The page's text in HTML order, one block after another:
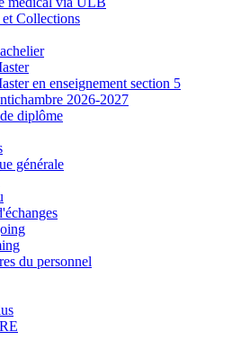
Collections
en enseignement section 5
2026-2027
diplôme
générale
du personnel